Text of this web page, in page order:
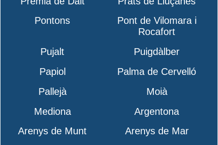
Pontons
Pont de Vilomara i
Rocafort
Pujalt
Puigdàlber
Papiol
Palma de Cervelló
Pallejà
Moià
Mediona
Argentona
Arenys de Munt
Arenys de Mar